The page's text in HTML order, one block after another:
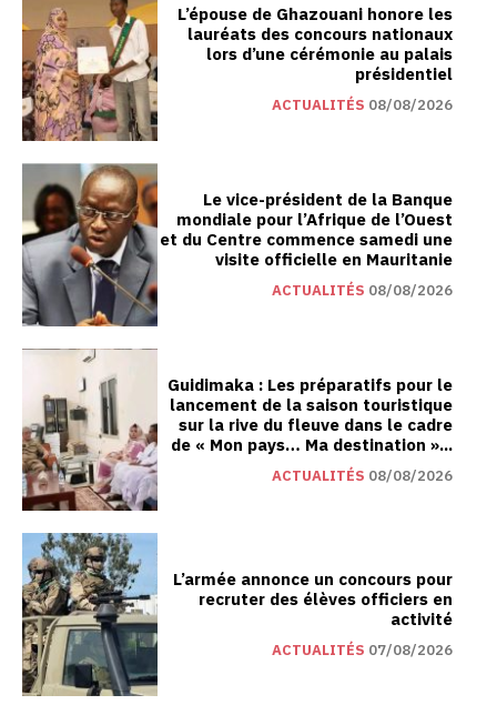
L’épouse de Ghazouani honore les
lauréats des concours nationaux
lors d’une cérémonie au palais
présidentiel
ACTUALITÉS 08/08/2026
Le vice-président de la Banque
mondiale pour l’Afrique de l’Ouest
et du Centre commence samedi une
visite officielle en Mauritanie
ACTUALITÉS 08/08/2026
Guidimaka : Les préparatifs pour le
lancement de la saison touristique
sur la rive du fleuve dans le cadre
de « Mon pays… Ma destination »...
ACTUALITÉS 08/08/2026
L’armée annonce un concours pour
recruter des élèves officiers en
activité
ACTUALITÉS 07/08/2026